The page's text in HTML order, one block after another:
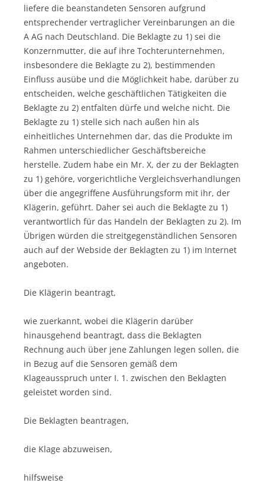
liefere die beanstandeten Sensoren aufgrund
entsprechender vertraglicher Vereinbarungen an die
A AG nach Deutschland. Die Beklagte zu 1) sei die
Konzernmutter, die auf ihre Tochterunternehmen,
insbesondere die Beklagte zu 2), bestimmenden
Einfluss ausübe und die Möglichkeit habe, darüber zu
entscheiden, welche geschäftlichen Tätigkeiten die
Beklagte zu 2) entfalten dürfe und welche nicht. Die
Beklagte zu 1) stelle sich nach außen hin als
einheitliches Unternehmen dar, das die Produkte im
Rahmen unterschiedlicher Geschäftsbereiche
herstelle. Zudem habe ein Mr. X, der zu der Beklagten
zu 1) gehöre, vorgerichtliche Vergleichsverhandlungen
über die angegriffene Ausführungsform mit ihr, der
Klägerin, geführt. Daher sei auch die Beklagte zu 1)
verantwortlich für das Handeln der Beklagten zu 2). Im
Übrigen würden die streitgegenständlichen Sensoren
auch auf der Webside der Beklagten zu 1) im Internet
angeboten.
Die Klägerin beantragt,
wie zuerkannt, wobei die Klägerin darüber
hinausgehend beantragt, dass die Beklagten
Rechnung auch über jene Zahlungen legen sollen, die
in Bezug auf die Sensoren gemäß dem
Klageausspruch unter I. 1. zwischen den Beklagten
geleistet worden sind.
Die Beklagten beantragen,
die Klage abzuweisen,
hilfsweise